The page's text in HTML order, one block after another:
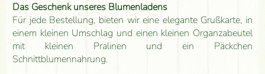
Das Geschenk unseres Blumenladens
Für jede Bestellung, bieten wir eine elegante Grußkarte, in
einem kleinen Umschlag und einen kleinen Organzabeutel
mit kleinen Pralinen und ein Päckchen
Schnittblumennahrung.